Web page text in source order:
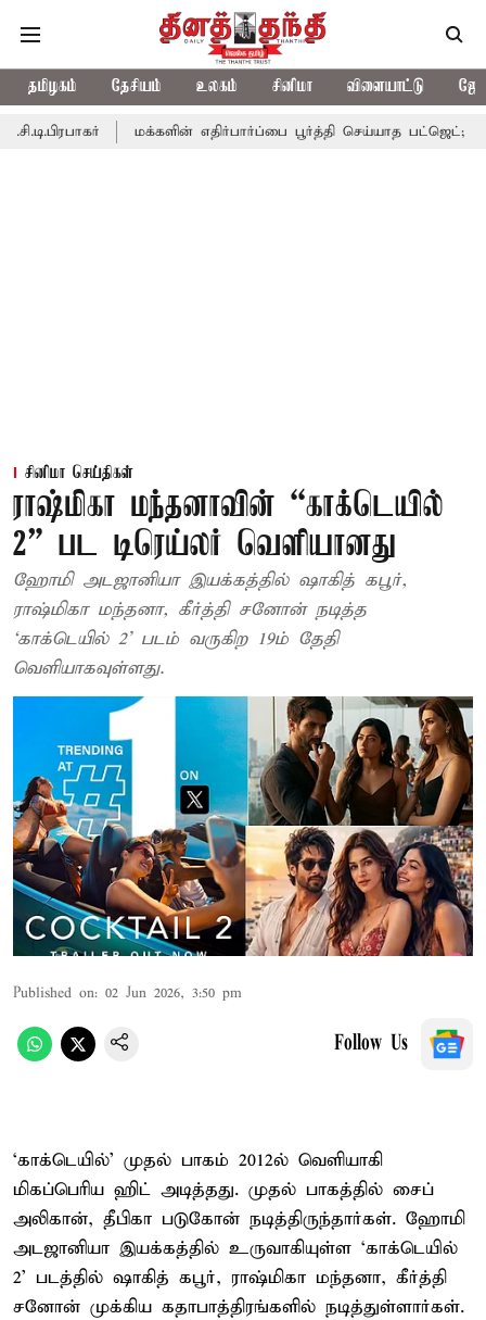
தமிழகம் தேசியம் உலகம் சினிமா விளையாட்டு
மக்களின் எதிர்பார்ப்பை பூர்த்தி செய்யாத பட்ஜெட்; எடப்பாடி
சினிமா செய்திகள்
ராஷ்மிகா மந்தனாவின் “காக்டெயில்
2” பட டிரெய்லர் வெளியானது
ஹோமி அடஜானியா இயக்கத்தில் ஷாகித் கபூர்,
ராஷ்மிகா மந்தனா, கீர்த்தி சனோன் நடித்த
‘காக்டெயில் 2’ படம் வருகிற 19ம் தேதி
வெளியாகவுள்ளது.
Published on: 02 Jun 2026, 3:50 pm
Follow Us
‘காக்டெயில்’ முதல் பாகம் 2012ல் வெளியாகி
மிகப்பெரிய ஹிட் அடித்தது. முதல் பாகத்தில் சைப்
அலிகான், தீபிகா படுகோன் நடித்திருந்தார்கள். ஹோமி
அடஜானியா இயக்கத்தில் உருவாகியுள்ள ‘காக்டெயில்
2’ படத்தில் ஷாகித் கபூர், ராஷ்மிகா மந்தனா, கீர்த்தி
சனோன் முக்கிய கதாபாத்திரங்களில் நடித்துள்ளார்கள்.